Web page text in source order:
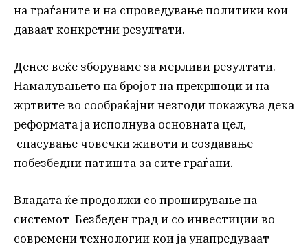
на граѓаните и на спроведување политики кои
даваат конкретни резултати.
Денес веќе зборуваме за мерливи резултати.
Намалувањето на бројот на прекршоци и на
жртвите во сообраќајни незгоди покажува дека
реформата ја исполнува основната цел,
спасување човечки животи и создавање
побезбедни патишта за сите граѓани.
Владата ќе продолжи со проширување на
системот Безбеден град и со инвестиции во
современи технологии кои ја унапредуваат